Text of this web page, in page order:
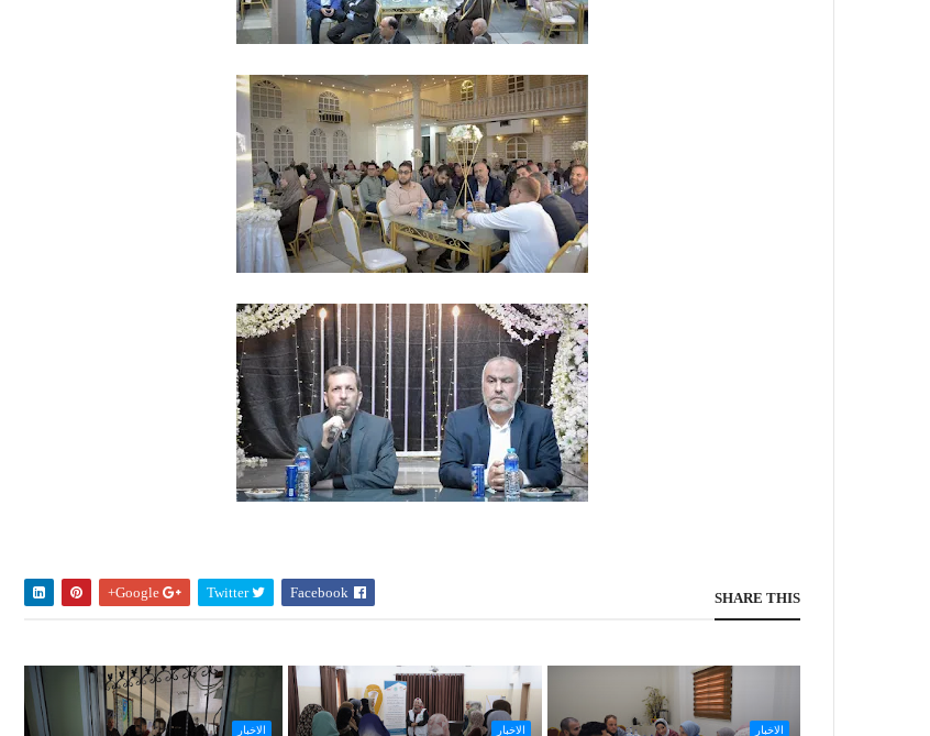
SHARE THIS
Facebook
Twitter
Google+
الاخبار الاخبار الاخبار